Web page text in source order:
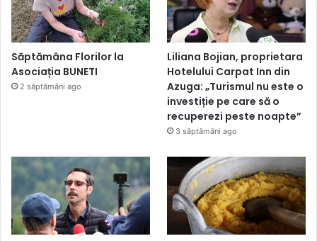
Săptămâna Florilor la
Asociația BUNETI
2 săptămâni ago
Liliana Bojian, proprietara
Hotelului Carpat Inn din
Azuga: „Turismul nu este o
investiție pe care să o
recuperezi peste noapte”
3 săptămâni ago